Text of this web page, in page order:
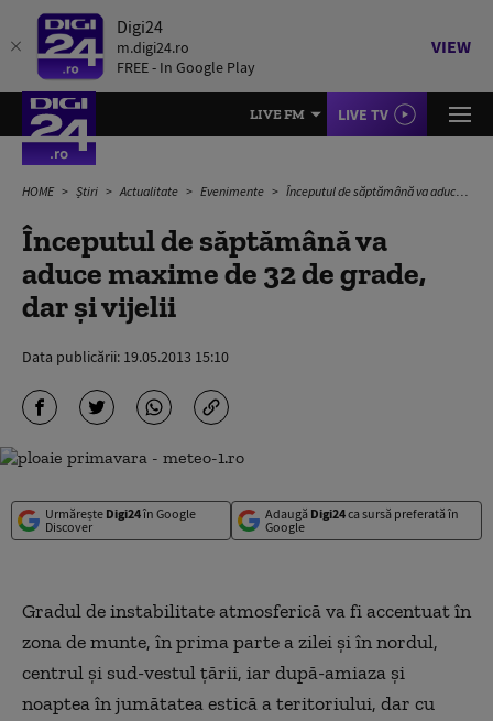
Digi24
m.digi24.ro
FREE - In Google Play
VIEW
LIVE FM LIVE TV
HOME Știri Actualitate Evenimente Începutul de săptămână va aduce maxime de 32 de grade, dar şi vijelii
Începutul de săptămână va
aduce maxime de 32 de grade,
dar şi vijelii
Data publicării: 19.05.2013 15:10
Urmărește Digi24în Google
Discover
Adaugă Digi24ca sursă preferată în
Google
Gradul de instabilitate atmosferică va fi accentuat în
zona de munte, în prima parte a zilei şi în nordul,
centrul şi sud-vestul ţării, iar după-amiaza şi
noaptea în jumătatea estică a teritoriului, dar cu